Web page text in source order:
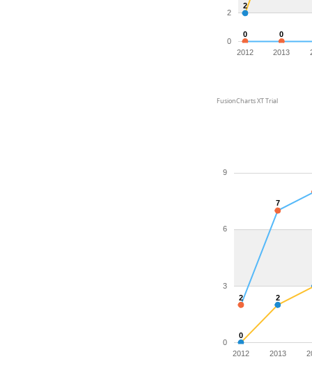
0
2
2012 2013
2
0 0
FusionCharts XT Trial
0
3
6
9
2012 2013
0
2
2
7